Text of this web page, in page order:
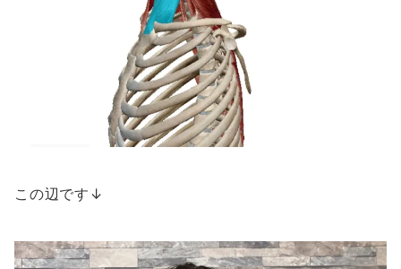
この辺です↓